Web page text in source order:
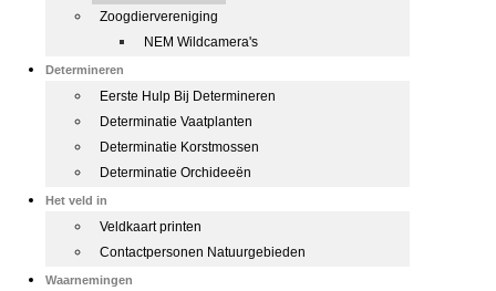
Zoogdiervereniging
NEM Wildcamera's
Determineren
Eerste Hulp Bij Determineren
Determinatie Vaatplanten
Determinatie Korstmossen
Determinatie Orchideeën
Het veld in
Veldkaart printen
Contactpersonen Natuurgebieden
Waarnemingen